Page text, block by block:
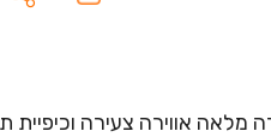
אווירה צעירה וכיפיית